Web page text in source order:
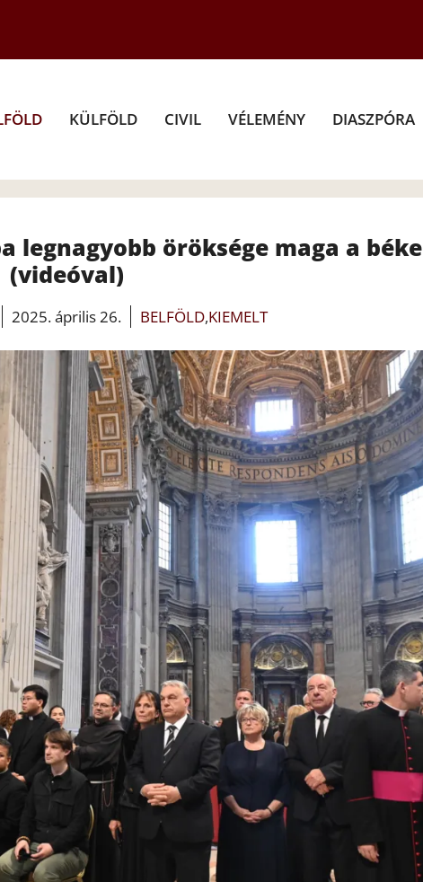
KÜLFÖLD CIVIL VÉLEMÉNY DIASZPÓRA
legnagyobb öröksége maga a béke
(videóval)
2025. április 26. BELFÖLD,KIEMELT